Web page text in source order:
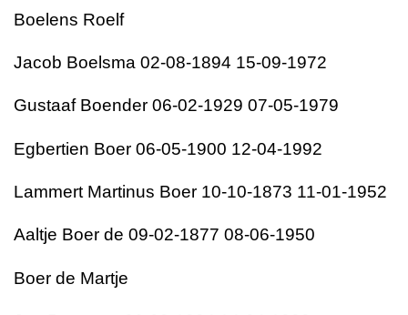
Boelens Roelf
Jacob Boelsma 02-08-1894 15-09-1972
Gustaaf Boender 06-02-1929 07-05-1979
Egbertien Boer 06-05-1900 12-04-1992
Lammert Martinus Boer 10-10-1873 11-01-1952
Aaltje Boer de 09-02-1877 08-06-1950
Boer de Martje